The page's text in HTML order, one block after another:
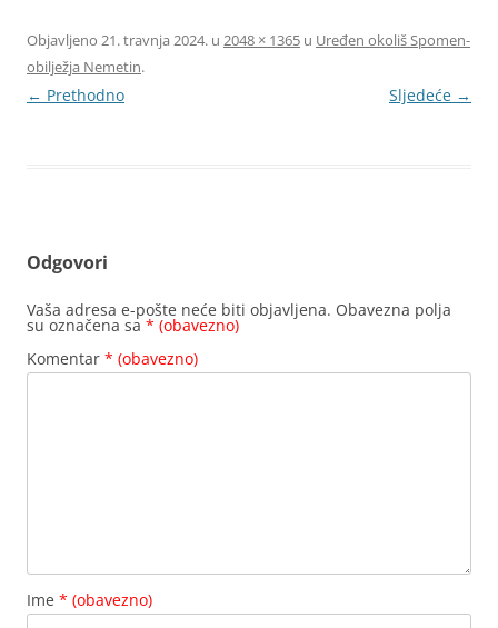
Objavljeno 21. travnja 2024. u 2048 × 1365 u Uređen okoliš Spomen-
obilježja Nemetin.
← Prethodno Sljedeće →
Odgovori
Vaša adresa e-pošte neće biti objavljena. Obavezna polja
su označena sa * (obavezno)
Komentar * (obavezno)
Ime * (obavezno)